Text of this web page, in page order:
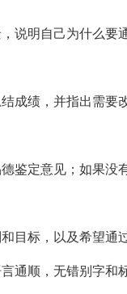
说明自己为什么要
成绩，并指出需要
鉴定意见；如果没
目标，以及希望通
通顺，无错别字和